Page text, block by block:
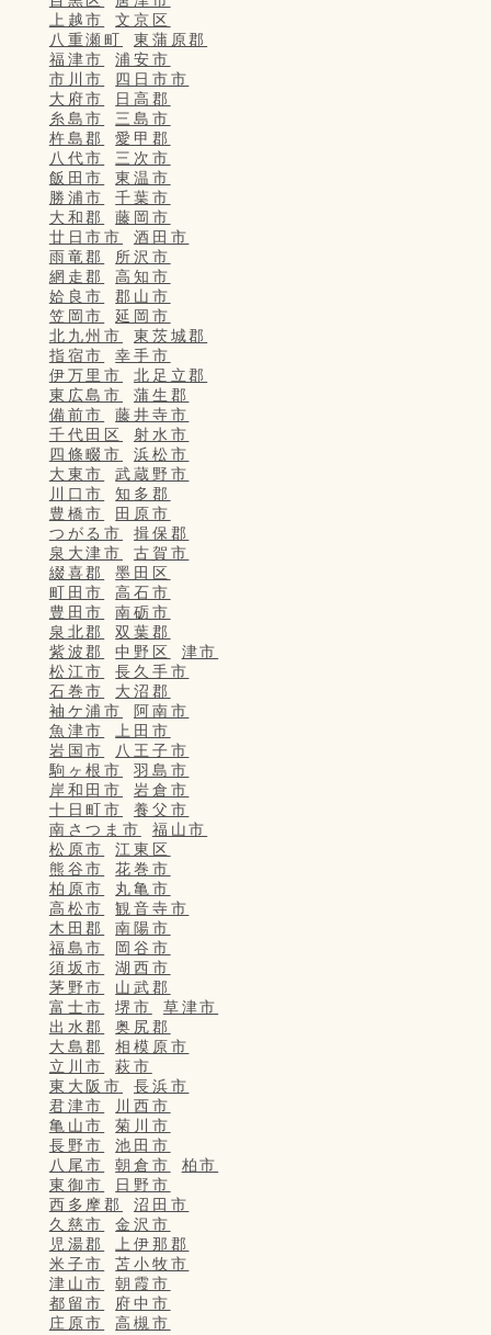
上越市
文京区
八重瀬町
東蒲原郡
福津市
浦安市
市川市
四日市市
大府市
日高郡
糸島市
三島市
杵島郡
愛甲郡
八代市
三次市
飯田市
東温市
勝浦市
千葉市
大和郡
藤岡市
廿日市市
酒田市
雨竜郡
所沢市
網走郡
高知市
姶良市
郡山市
笠岡市
延岡市
北九州市
東茨城郡
指宿市
幸手市
伊万里市
北足立郡
東広島市
蒲生郡
備前市
藤井寺市
千代田区
射水市
四條畷市
浜松市
大東市
武蔵野市
川口市
知多郡
豊橋市
田原市
つがる市
揖保郡
泉大津市
古賀市
綴喜郡
墨田区
町田市
高石市
豊田市
南砺市
泉北郡
双葉郡
紫波郡
中野区
津市
松江市
長久手市
石巻市
大沼郡
袖ケ浦市
阿南市
魚津市
上田市
岩国市
八王子市
駒ヶ根市
羽島市
岸和田市
岩倉市
十日町市
養父市
南さつま市
福山市
松原市
江東区
熊谷市
花巻市
柏原市
丸亀市
高松市
観音寺市
木田郡
南陽市
福島市
岡谷市
須坂市
湖西市
茅野市
山武郡
富士市
堺市
草津市
出水郡
奥尻郡
大島郡
相模原市
立川市
萩市
東大阪市
長浜市
君津市
川西市
亀山市
菊川市
長野市
池田市
八尾市
朝倉市
柏市
東御市
日野市
西多摩郡
沼田市
久慈市
金沢市
児湯郡
上伊那郡
米子市
苫小牧市
津山市
朝霞市
都留市
府中市
庄原市
高槻市